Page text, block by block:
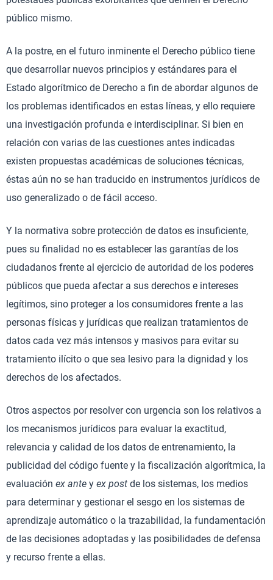
público mismo.
A la postre, en el futuro inminente el Derecho público tiene
que desarrollar nuevos principios y estándares para el
Estado algorítmico de Derecho a fin de abordar algunos de
los problemas identificados en estas líneas, y ello requiere
una investigación profunda e interdisciplinar. Si bien en
relación con varias de las cuestiones antes indicadas
existen propuestas académicas de soluciones técnicas,
éstas aún no se han traducido en instrumentos jurídicos de
uso generalizado o de fácil acceso.
Y la normativa sobre protección de datos es insuficiente,
pues su finalidad no es establecer las garantías de los
ciudadanos frente al ejercicio de autoridad de los poderes
públicos que pueda afectar a sus derechos e intereses
legítimos, sino proteger a los consumidores frente a las
personas físicas y jurídicas que realizan tratamientos de
datos cada vez más intensos y masivos para evitar su
tratamiento ilícito o que sea lesivo para la dignidad y los
derechos de los afectados.
Otros aspectos por resolver con urgencia son los relativos a
los mecanismos jurídicos para evaluar la exactitud,
relevancia y calidad de los datos de entrenamiento, la
publicidad del código fuente y la fiscalización algorítmica, la
evaluación ex ante y ex post de los sistemas, los medios
para determinar y gestionar el sesgo en los sistemas de
aprendizaje automático o la trazabilidad, la fundamentación
de las decisiones adoptadas y las posibilidades de defensa
y recurso frente a ellas.